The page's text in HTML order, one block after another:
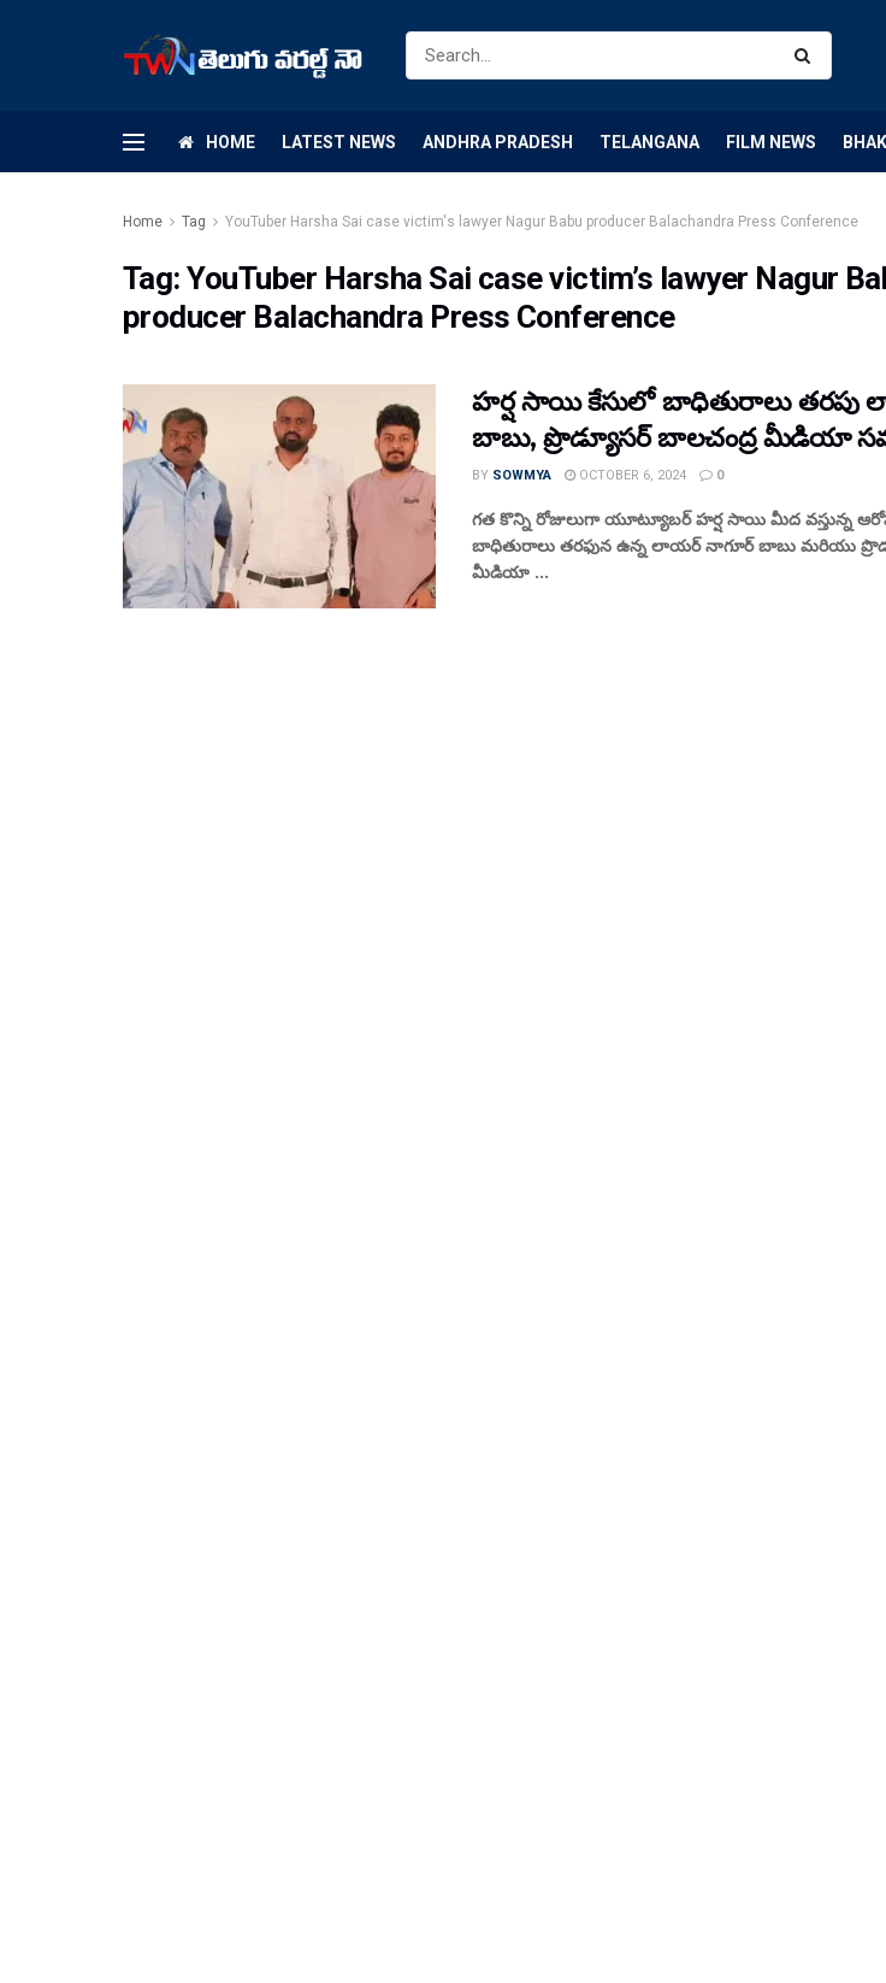
HOME LATEST NEWS ANDHRA PRADESH TELANGANA FILM NEWS
Home Tag YouTuber Harsha Sai case victim's lawyer Nagur Babu producer Balachandra Press Conference
Tag:YouTuber Harsha Sai case victim’s lawyer Nagur
producer Balachandra Press Conference
హర్ష సాయి కేసులో బాధితురాలు తరపు
బాబు, ప్రొడ్యూసర్ బాలచంద్ర మీడియా
BY SOWMYA OCTOBER 6, 2024 0
గత కొన్ని రోజులుగా యూట్యూబర్ హర్ష సాయి మీద వస్తున్న
బాధితురాలు తరఫున ఉన్న లాయర్ నాగూర్ బాబు మరియు
మీడియా ...